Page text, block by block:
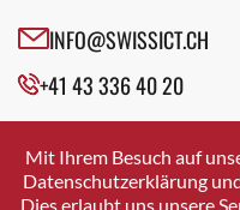
Crissier
Davos Platz
Dierikon
Dietikon
INFO@SWISSICT.CH
+41 43 336 40 20
SWISSICT
VULKANSTRASSE 120
8048 ZURICH
Mit Ihrem Besuch auf
Datenschutzerklärung
Dies erlaubt uns unsere